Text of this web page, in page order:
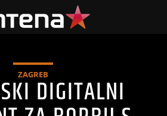
ZAGREBDIGITALNI